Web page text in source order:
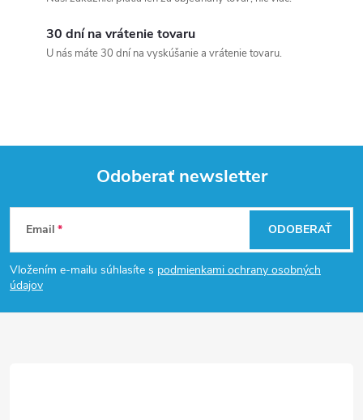
30 dní na vrátenie tovaru
U nás máte 30 dní na vyskúšanie a vrátenie tovaru.
Z
á
p
Odoberať newsletter
Email
Vložením e-mailu súhlasíte s podmienkami ochrany osobných
údajov
ODOBERAŤ